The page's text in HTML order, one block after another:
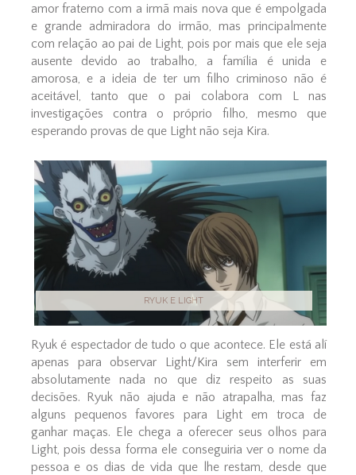
amor fraterno com a irmã mais nova que é empolgada
e grande admiradora do irmão, mas principalmente
com relação ao pai de Light, pois por mais que ele seja
ausente devido ao trabalho, a família é unida e
amorosa, e a ideia de ter um filho criminoso não é
aceitável, tanto que o pai colabora com L nas
investigações contra o próprio filho, mesmo que
esperando provas de que Light não seja Kira.
RYUK E LIGHT
Ryuk é espectador de tudo o que acontece. Ele está alí
apenas para observar Light/Kira sem interferir em
absolutamente nada no que diz respeito as suas
decisões. Ryuk não ajuda e não atrapalha, mas faz
alguns pequenos favores para Light em troca de
ganhar maças. Ele chega a oferecer seus olhos para
Light, pois dessa forma ele conseguiria ver o nome da
pessoa e os dias de vida que lhe restam, desde que